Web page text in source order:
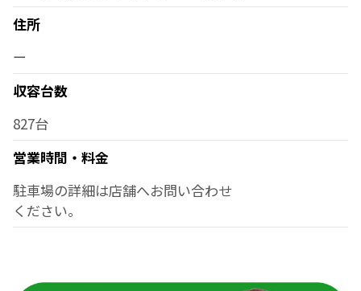
住所
ー
収容台数
827台
営業時間・料金
駐車場の詳細は店舗へお問い合わせ
ください。